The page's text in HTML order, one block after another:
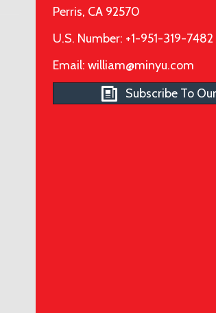
Perris, CA 92570
U.S. Number: +1-951-319-7482
Email: william@minyu.com
Subscribe To